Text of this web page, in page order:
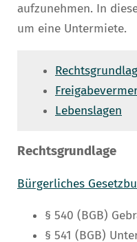
aufzunehmen. In
um eine Untermiete.
Lebenslagen
Rechtsgrundlage
Bürgerliches
§ 540 (BGB)
§ 541 (BGB)